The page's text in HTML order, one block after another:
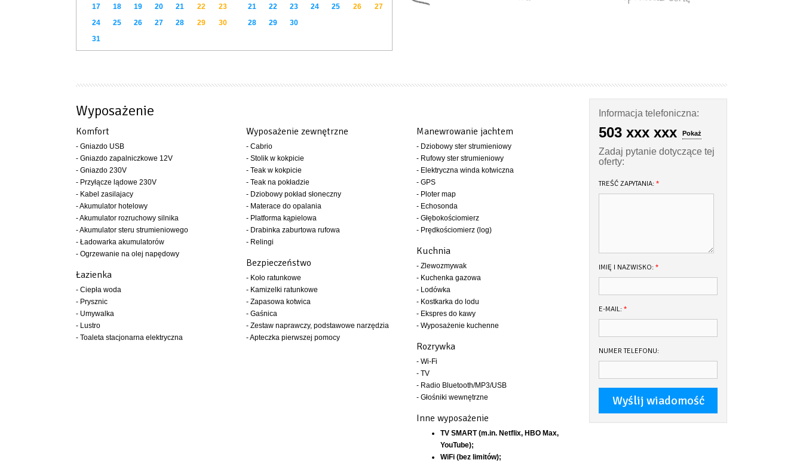
17
18 19 20 21 22
23
24
25 26 27 28 29
30
31
21
22 23 24 25 26
27
28
29 30
Wyposażenie
Komfort
- Gniazdo USB
- Gniazdo zapalniczkowe 12V
- Gniazdo 230V
- Przyłącze lądowe 230V
- Kabel zasilajacy
- Akumulator hotelowy
- Akumulator rozruchowy silnika
- Akumulator steru strumieniowego
- Ładowarka akumulatorów
- Ogrzewanie na olej napędowy
Łazienka
- Ciepła woda
- Prysznic
- Umywalka
- Lustro
- Toaleta stacjonarna elektryczna
Wyposażenie zewnętrzne
- Cabrio
- Stolik w kokpicie
- Teak w kokpicie
- Teak na pokładzie
- Dziobowy pokład słoneczny
- Materace do opalania
- Platforma kąpielowa
- Drabinka zaburtowa rufowa
- Relingi
Bezpieczeństwo
- Koło ratunkowe
- Kamizelki ratunkowe
- Zapasowa kotwica
- Gaśnica
- Zestaw naprawczy, podstawowe narzędzia
- Apteczka pierwszej pomocy
Manewrowanie jachtem
- Dziobowy ster strumieniowy
- Rufowy ster strumieniowy
- Elektryczna winda kotwiczna
- GPS
- Ploter map
- Echosonda
- Głębokościomierz
- Prędkościomierz (log)
Kuchnia
- Zlewozmywak
- Kuchenka gazowa
- Lodówka
- Kostkarka do lodu
- Ekspres do kawy
- Wyposażenie kuchenne
Rozrywka
- Wi-Fi
- TV
- Radio Bluetooth/MP3/USB
- Głośniki wewnętrzne
Inne wyposażenie
TV SMART (m.in. Netflix, HBO Max,
YouTube);
WiFi (bez limitów);
Informacja telefoniczna:
503 xxx xxx Pokaż
Zadaj pytanie dotyczące tej
oferty:
TREŚĆ ZAPYTANIA: *
IMIĘ I NAZWISKO: *
E-MAIL: *
NUMER TELEFONU: